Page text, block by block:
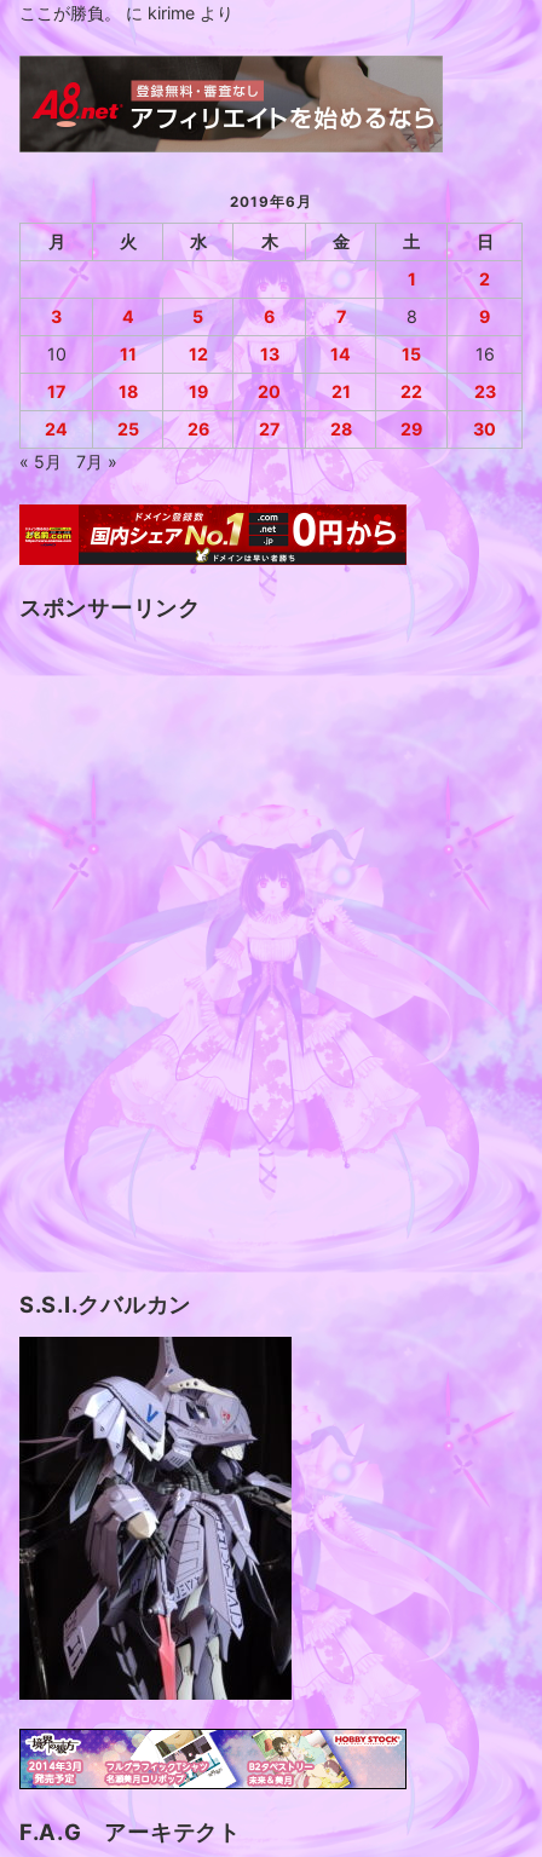
ここが勝負。
に kirime より
2019年6月
月 火 水 木 金 土
日
1
2
3
4 5 6 7 8
9
10
11 12 13 14 15
16
17
18 19 20 21 22
23
24
25 26 27 28 29
30
« 5月
7月 »
スポンサーリンク
S.S.I.クバルカン
F.A.G アーキテクト